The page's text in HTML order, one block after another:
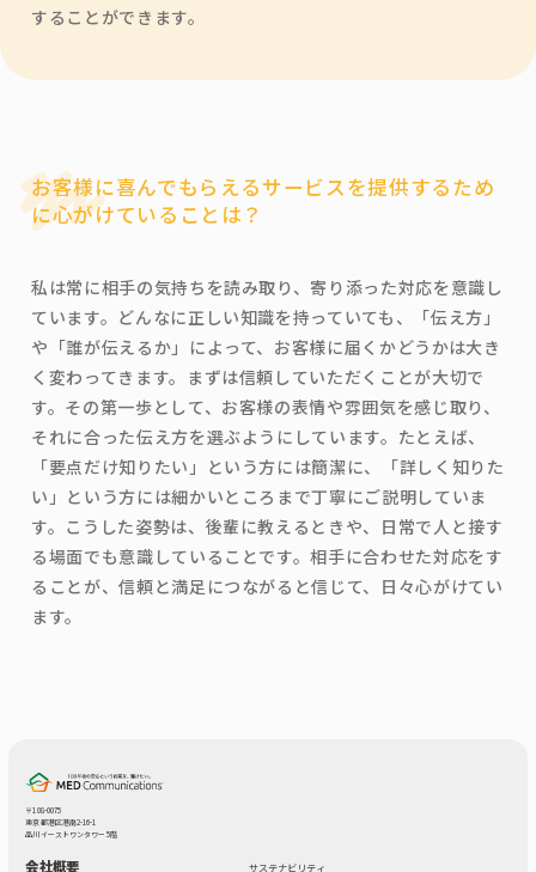
することができます。
お客様に喜んでもらえるサービスを提供するため
に心がけていることは？
私は常に相手の気持ちを読み取り、寄り添った対応を意識し
ています。どんなに正しい知識を持っていても、「伝え方」
や「誰が伝えるか」によって、お客様に届くかどうかは大き
く変わってきます。まずは信頼していただくことが大切で
す。その第一歩として、お客様の表情や雰囲気を感じ取り、
それに合った伝え方を選ぶようにしています。たとえば、
「要点だけ知りたい」という方には簡潔に、「詳しく知りた
い」という方には細かいところまで丁寧にご説明していま
す。こうした姿勢は、後輩に教えるときや、日常で人と接す
る場面でも意識していることです。相手に合わせた対応をす
ることが、信頼と満足につながると信じて、日々心がけてい
ます。
〒108-0075
東京都港区港南2-16-1
品川イーストワンタワー 5階
会社概要 サステナビリティ